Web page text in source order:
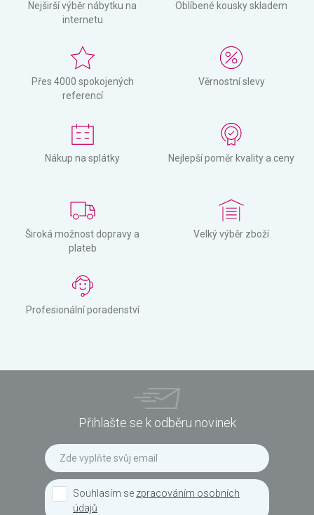
Nejširší výběr nábytku na
internetu
Oblíbené kousky skladem
Přes 4000 spokojených
referencí
Věrnostní slevy
Nákup na splátky Nejlepší poměr kvality a ceny
Široká možnost dopravy a
plateb
Velký výběr zboží
Profesionální poradenství
Přihlašte se k odběru novinek
Souhlasím se zpracováním osobních
údajů